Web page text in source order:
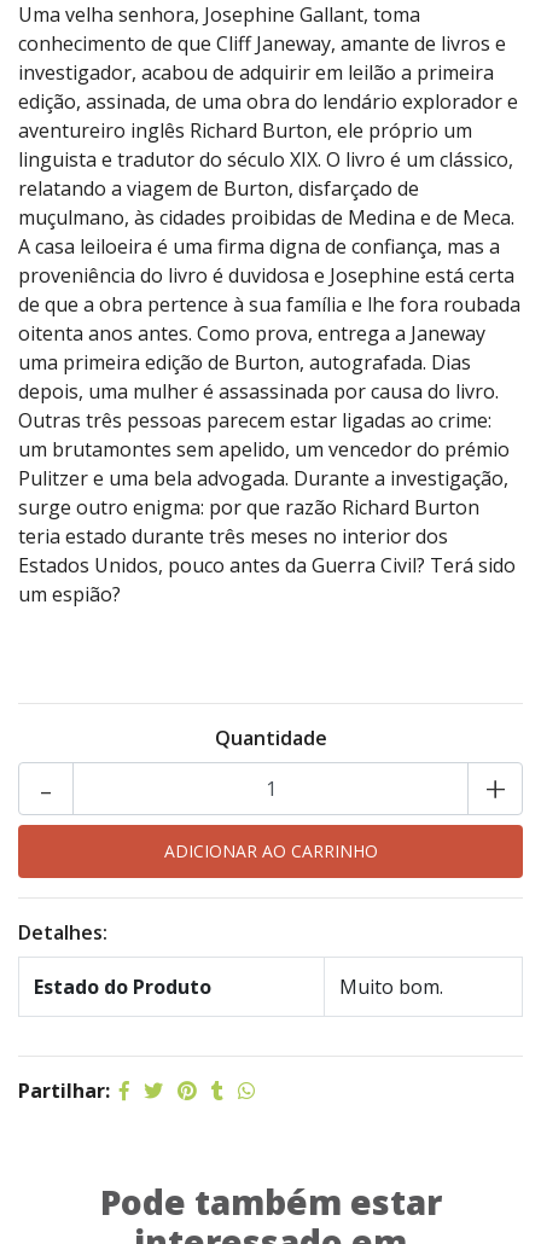
Uma velha senhora, Josephine Gallant, toma
conhecimento de que Cliff Janeway, amante de livros e
investigador, acabou de adquirir em leilão a primeira
edição, assinada, de uma obra do lendário explorador e
aventureiro inglês Richard Burton, ele próprio um
linguista e tradutor do século XIX. O livro é um clássico,
relatando a viagem de Burton, disfarçado de
muçulmano, às cidades proibidas de Medina e de Meca.
A casa leiloeira é uma firma digna de confiança, mas a
proveniência do livro é duvidosa e Josephine está certa
de que a obra pertence à sua família e lhe fora roubada
oitenta anos antes. Como prova, entrega a Janeway
uma primeira edição de Burton, autografada. Dias
depois, uma mulher é assassinada por causa do livro.
Outras três pessoas parecem estar ligadas ao crime:
um brutamontes sem apelido, um vencedor do prémio
Pulitzer e uma bela advogada. Durante a investigação,
surge outro enigma: por que razão Richard Burton
teria estado durante três meses no interior dos
Estados Unidos, pouco antes da Guerra Civil? Terá sido
um espião?
Quantidade
+
-
Detalhes:
Estado do Produto Muito bom.
Partilhar:
Pode também estar